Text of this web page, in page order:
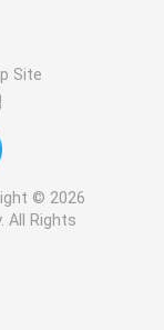
Site
© 2026
All Rights